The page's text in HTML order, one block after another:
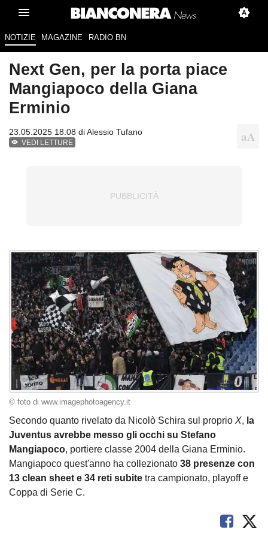
NOTIZIE MAGAZINE RADIO BN
Next Gen, per la porta piace
Mangiapoco della Giana
Erminio
23.05.2025 18:08 diAlessio Tufano
VEDI LETTURE
© foto di www.imagephotoagency.it
Secondo quanto rivelato da Nicolò Schira sul proprio X, la
Juventus avrebbe messo gli occhi su Stefano
Mangiapoco, portiere classe 2004 della Giana Erminio.
Mangiapoco quest'anno ha collezionato 38 presenze con
13 clean sheet e 34 reti subite tra campionato, playoff e
Coppa di Serie C.